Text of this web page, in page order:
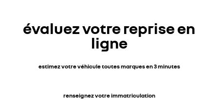
évaluez votre reprise en
ligne
estimez votre véhicule toutes marques en 3 minutes
renseignez votre immatriculation